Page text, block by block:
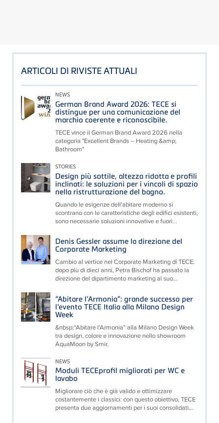
ARTICOLI DI RIVISTE ATTUALI
NEWS
German Brand Award 2026: TECE si
distingue per una comunicazione del
marchio coerente e riconoscibile.
TECE vince il German Brand Award 2026 nella
categoria "Excellent Brands – Heating &amp;
Bathroom"
STORIES
Design più sottile, altezza ridotta e profili
inclinati: le soluzioni per i vincoli di spazio
nella ristrutturazione del bagno.
Quando le esigenze dell'abitare moderno si
scontrano con le caratteristiche degli edifici esistenti,
sono necessarie soluzioni innovative e fuori...
Denis Gessler assume la direzione del
Corporate Marketing
Cambio al vertice nel Corporate Marketing di TECE:
dopo più di dieci anni, Petra Bischof ha passato la
direzione del dipartimento marketing al suo...
“Abitare l’Armonia”: grande successo per
l’evento TECE Italia alla Milano Design
Week
&nbsp;“Abitare l’Armonia” alla Milano Design Week
tra design, colore e innovazione nello showroom
AquaMoon by Smir.
NEWS
Moduli TECEprofil migliorati per WC e
lavabo
Migliorare ciò che è già valido e ottimizzare
costantemente i classici: con questo obiettivo, TECE
presenta due aggiornamenti per i suoi consolidati...